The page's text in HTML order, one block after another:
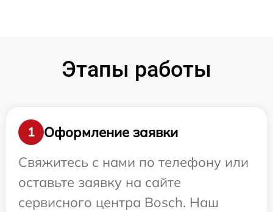
Этапы работы
1
Оформление заявки
Свяжитесь с нами по телефону или
оставьте заявку на сайте
сервисного центра Bosch. Наш